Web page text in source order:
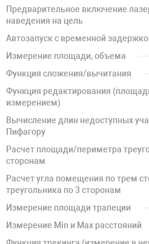
Предварительное включение
наведения на цель
Автозапуск с временной
Измерение площади, объема
Функция сложения/вычитания
Функция редактирования
измерением)
Вычисление длин недоступных
Пифагору
Расчет площади/периметра
сторонам
Расчет угла помещения по трем
треугольника по 3 сторонам
Измерение площади трапеции
Измерение Min и Max расстояний